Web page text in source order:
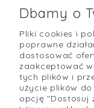
Dbamy o
Pliki cookies i
poprawne
dostosować
zaakceptować
tych plików i
użycie plików
opcję "Dostosuj